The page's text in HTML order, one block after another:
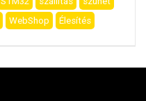
WebShop Élesítés